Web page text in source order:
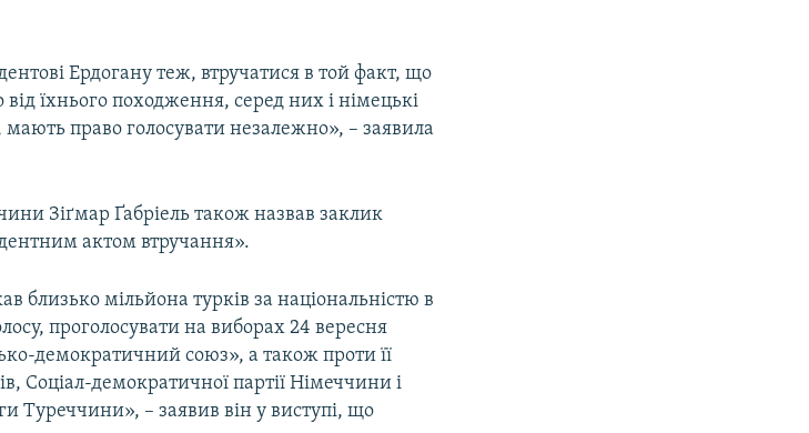
Ердогану теж, втручатися в той факт, що
їхнього походження, серед них і німецькі
право голосувати незалежно», – заявила
Зіґмар Ґабріель також назвав заклик
актом втручання».
близько мільйона турків за національністю в
проголосувати на виборах 24 вересня
демократичний союз», а також проти її
Соціал-демократичної партії Німеччини і
Туреччини», – заявив він у виступі, що